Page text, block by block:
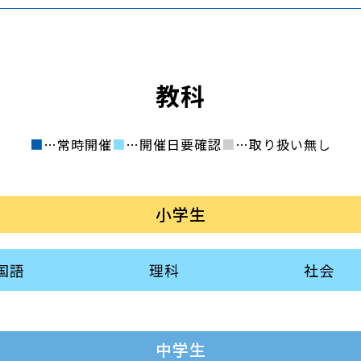
教科
■…常時開催■…開催日要確認■…取り扱い無し
小学生
語 理科 社会
中学生